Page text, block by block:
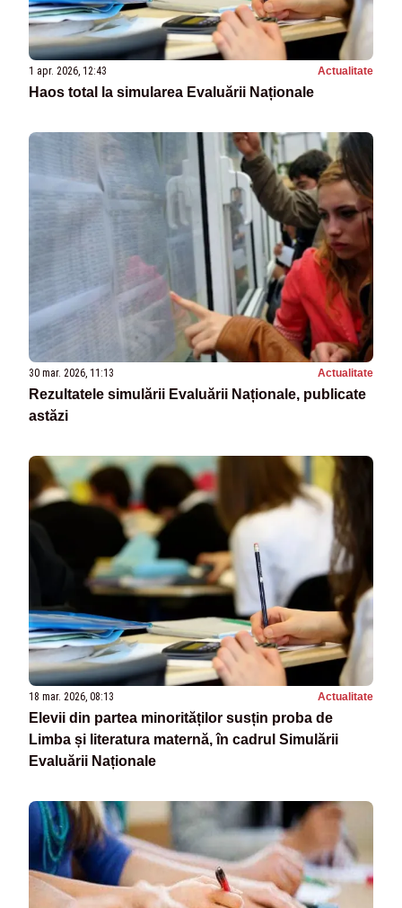
1 apr. 2026, 12:43 Actualitate
Haos total la simularea Evaluării Naționale
30 mar. 2026, 11:13 Actualitate
Rezultatele simulării Evaluării Naționale, publicate
astăzi
18 mar. 2026, 08:13 Actualitate
Elevii din partea minorităților susțin proba de
Limba și literatura maternă, în cadrul Simulării
Evaluării Naționale